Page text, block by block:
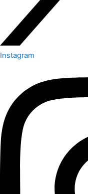
Instagram